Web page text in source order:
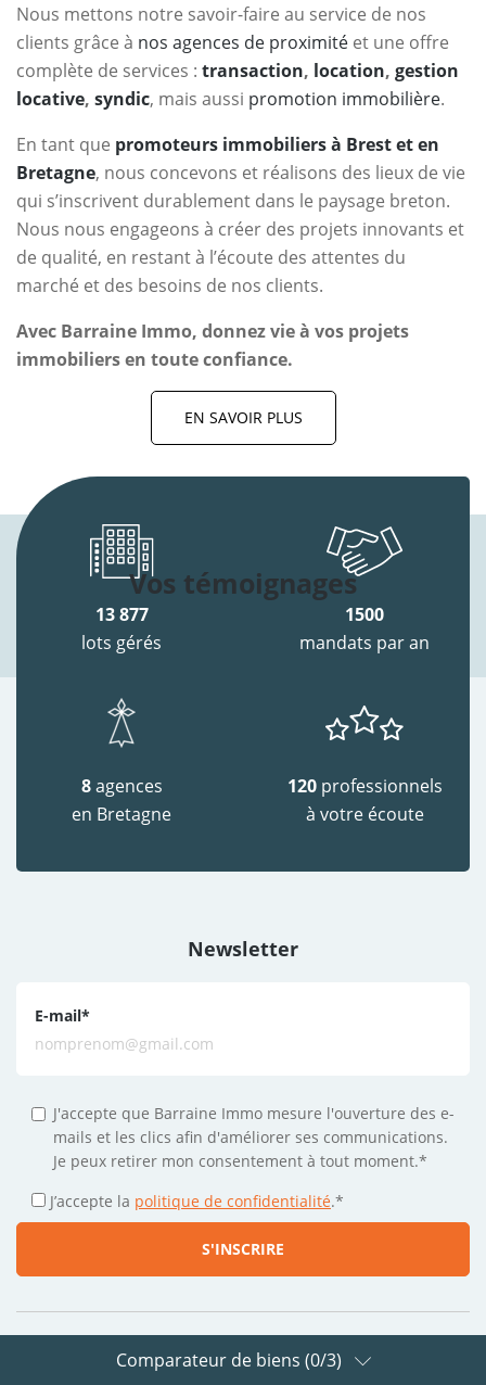
Nous mettons notre savoir-faire au service de nos
clients grâce à nos agences de proximité et une offre
complète de services : transaction, location, gestion
locative, syndic, mais aussi promotion immobilière.
En tant que promoteurs immobiliers à Brest et en
Bretagne, nous concevons et réalisons des lieux de vie
qui s’inscrivent durablement dans le paysage breton.
Nous nous engageons à créer des projets innovants et
de qualité, en restant à l’écoute des attentes du
marché et des besoins de nos clients.
Avec Barraine Immo, donnez vie à vos projets
immobiliers en toute confiance.
EN SAVOIR PLUS
Vos témoignages
13 877
lots gérés
1500
mandats par an
8agences
en Bretagne
120 professionnels
à votre écoute
Newsletter
E-mail*
J'accepte que Barraine Immo mesure l'ouverture des e-
mails et les clics afin d'améliorer ses communications.
Je peux retirer mon consentement à tout moment.*
J’accepte la politique de confidentialité.*
Suivez-nous sur les réseaux
Comparateur de biens (0/3)